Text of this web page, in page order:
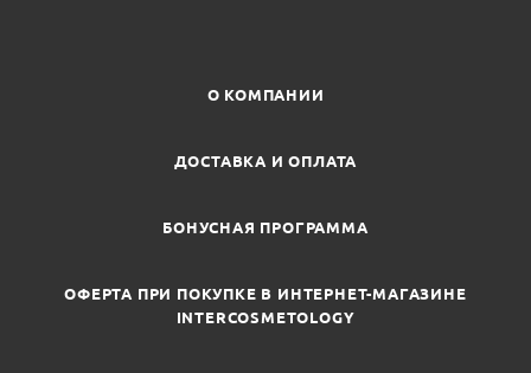
О КОМПАНИИ
ДОСТАВКА И ОПЛАТА
БОНУСНАЯ ПРОГРАММА
ОФЕРТА ПРИ ПОКУПКЕ В ИНТЕРНЕТ-МАГАЗИНЕ
INTERCOSMETOLOGY